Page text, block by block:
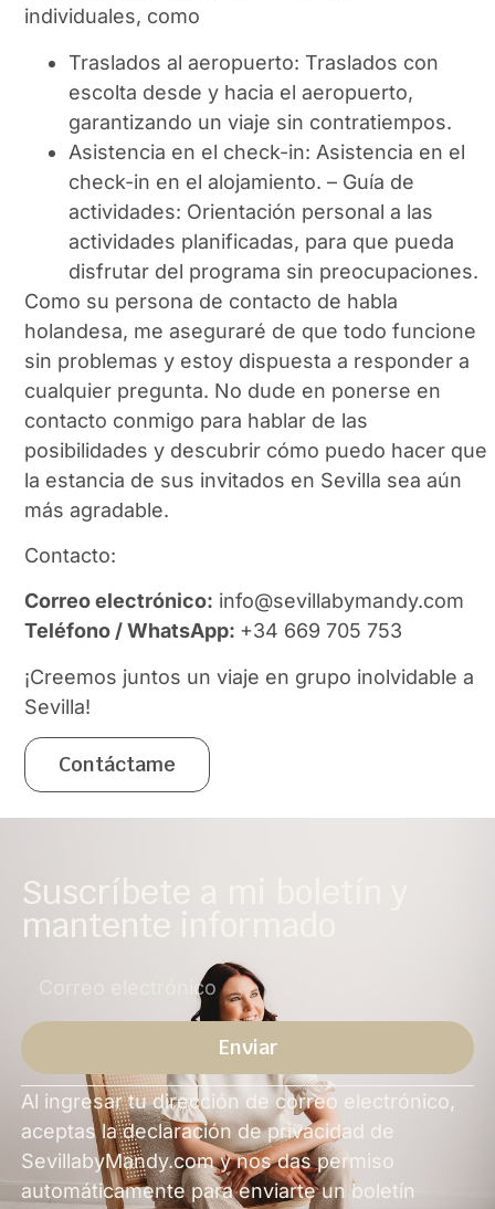
individuales, como
Traslados al aeropuerto: Traslados con
escolta desde y hacia el aeropuerto,
garantizando un viaje sin contratiempos.
Asistencia en el check-in: Asistencia en el
check-in en el alojamiento. – Guía de
actividades: Orientación personal a las
actividades planificadas, para que pueda
disfrutar del programa sin preocupaciones.
Como su persona de contacto de habla
holandesa, me aseguraré de que todo funcione
sin problemas y estoy dispuesta a responder a
cualquier pregunta. No dude en ponerse en
contacto conmigo para hablar de las
posibilidades y descubrir cómo puedo hacer que
la estancia de sus invitados en Sevilla sea aún
más agradable.
Contacto:
Correo electrónico: info@sevillabymandy.com
Teléfono / WhatsApp: +34 669 705 753
¡Creemos juntos un viaje en grupo inolvidable a
Sevilla!
Contáctame
Suscríbete a mi boletín y
mantente informado
Enviar
Alternativa
Al ingresar tu dirección de correo electrónico,
aceptas la declaración de privacidad de
SevillabyMandy.com y nos das permiso
automáticamente para enviarte un boletín